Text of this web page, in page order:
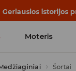
Geriausios istorijos
Moteris
Šortai